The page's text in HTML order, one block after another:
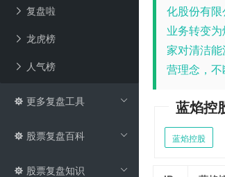
化股份有
业务转变
家对清洁
营理念，不
蓝焰控
蓝焰控股
复盘啦
龙虎榜
人气榜
更多复盘工具
股票复盘百科
股票复盘知识